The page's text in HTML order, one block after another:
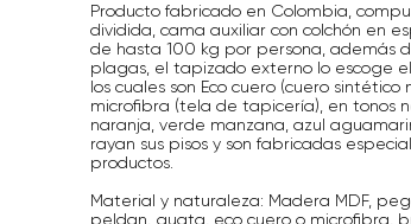
Producto fabricado en Colombia,
dividida, cama auxiliar con colchón en
de hasta 100 kg por persona, además
plagas, el tapizado externo lo escoge
los cuales son Eco cuero (cuero
microfibra (tela de tapicería), en tonos
naranja, verde manzana, azul
rayan sus pisos y son fabricadas
productos.
Material y naturaleza: Madera MDF,
peldan, guata, eco cuero o microfibra,